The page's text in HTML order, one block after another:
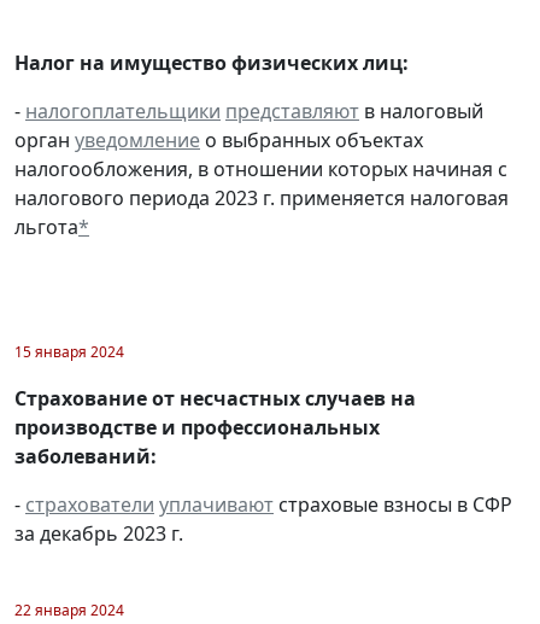
Налог на имущество физических лиц:
- налогоплательщики представляют в налоговый
орган уведомление о выбранных объектах
налогообложения, в отношении которых начиная с
налогового периода 2023 г. применяется налоговая
льгота*
15 января 2024
Страхование от несчастных случаев на
производстве и профессиональных
заболеваний:
- страхователи уплачивают страховые взносы в СФР
за декабрь 2023 г.
22 января 2024